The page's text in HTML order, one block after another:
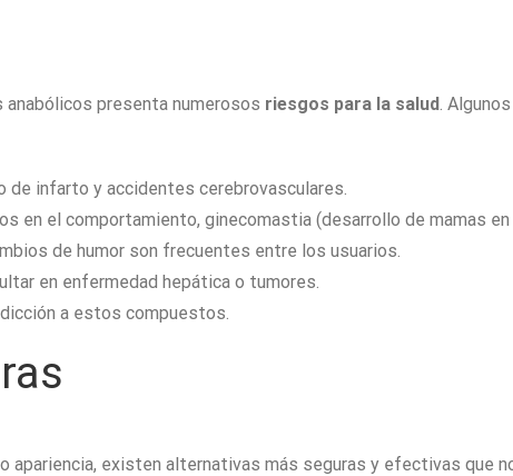
presenta numerosos riesgos para la salud.
de infarto y accidentes cerebrovasculares.
en el comportamiento, ginecomastia (desarrollo de mamas
de humor son frecuentes entre los usuarios.
en enfermedad hepática o tumores.
a estos compuestos.
apariencia, existen alternativas más seguras y efectivas que